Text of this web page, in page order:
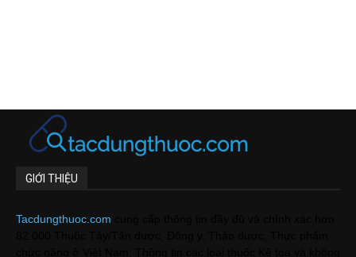
GIỚI THIỆU
Tacdungthuoc.com